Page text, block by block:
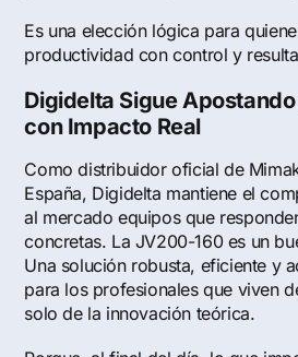
Es una elección lógica para
productividad con control y
Digidelta Sigue
con Impacto Real
Como distribuidor oficial de
España, Digidelta mantiene el
al mercado equipos que
concretas. La JV200-160 es un
Una solución robusta, eficiente y
para los profesionales que viven
solo de la innovación teórica.